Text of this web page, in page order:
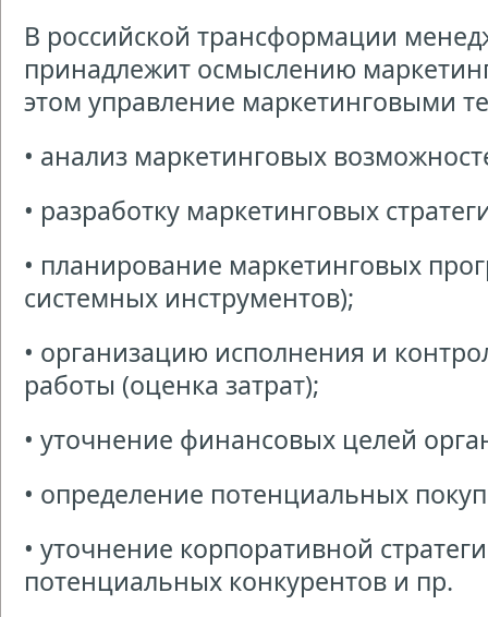
В российской трансформации
принадлежит осмыслению
этом управление маркетинговыми
• анализ маркетинговых
• разработку маркетинговых
• планирование маркетинговых
системных инструментов);
• организацию исполнения и
работы (оценка затрат);
• уточнение финансовых целей
• определение потенциальных
• уточнение корпоративной
потенциальных конкурентов и пр.